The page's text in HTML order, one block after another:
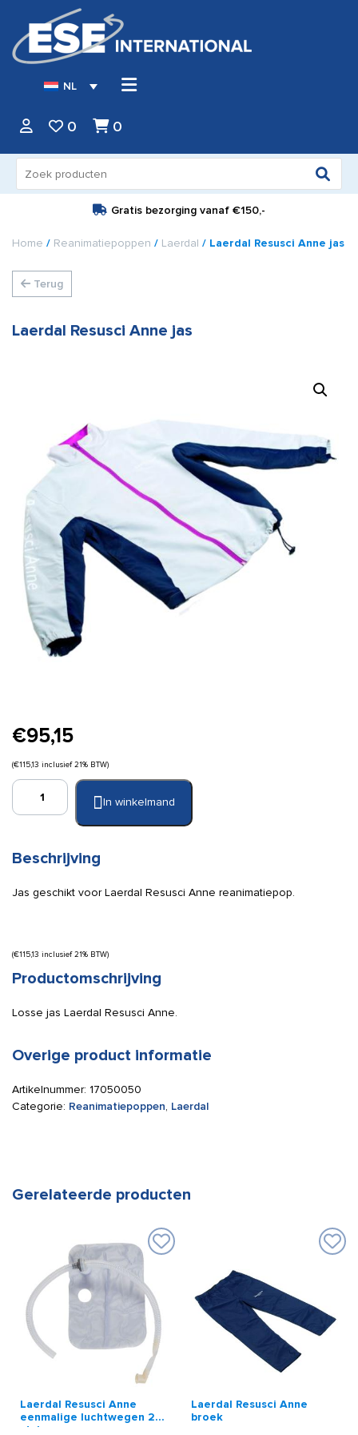
NL
0 0
naar:
Gratis bezorging vanaf €150,-
Home / Reanimatiepoppen / Laerdal / Laerdal Resusci Anne jas
Terug
Laerdal Resusci Anne jas
€95,15
(€115,13 inclusief 21% BTW)
Laerdal
Resusci
aantal
In winkelmand
Beschrijving
Jas geschikt voor Laerdal Resusci Anne reanimatiepop.
(€115,13 inclusief 21% BTW)
Productomschrijving
Losse jas Laerdal Resusci Anne.
Overige product informatie
Artikelnummer: 17050050
Categorie: Reanimatiepoppen, Laerdal
Gerelateerde producten
Laerdal Resusci Anne
eenmalige luchtwegen 24
stuks
Laerdal Resusci Anne
broek